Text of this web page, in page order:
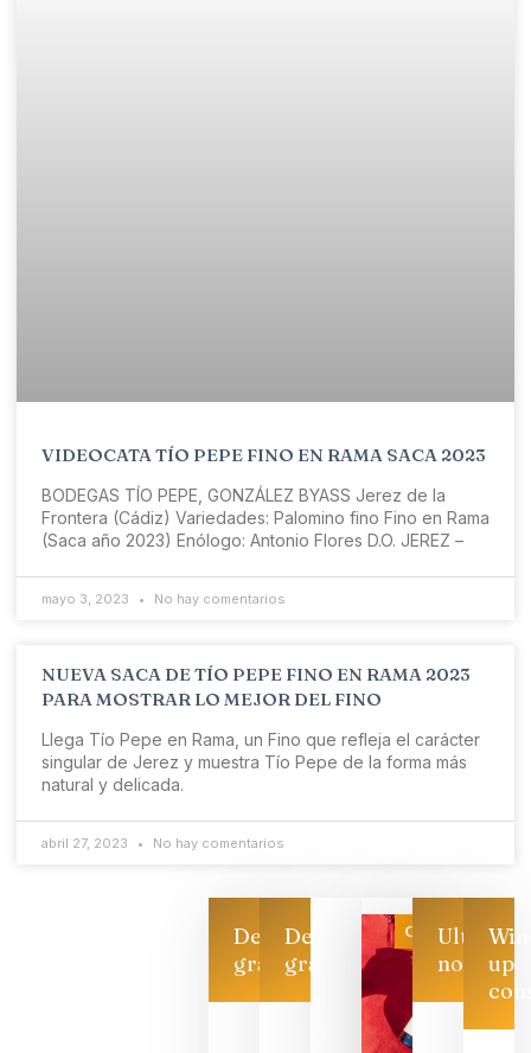
VIDEOCATA TÍO PEPE FINO EN RAMA SACA 2023
BODEGAS TÍO PEPE, GONZÁLEZ BYASS Jerez de la
Frontera (Cádiz) Variedades: Palomino fino Fino en Rama
(Saca año 2023) Enólogo: Antonio Flores D.O. JEREZ –
mayo 3, 2023 No hay comentarios
NUEVA SACA DE TÍO PEPE FINO EN RAMA 2023
PARA MOSTRAR LO MEJOR DEL FINO
Llega Tío Pepe en Rama, un Fino que refleja el carácter
singular de Jerez y muestra Tío Pepe de la forma más
natural y delicada.
abril 27, 2023 No hay comentarios
Descarga
gratis
Descarga
gratis
CategoríaUltimas
noticias
up